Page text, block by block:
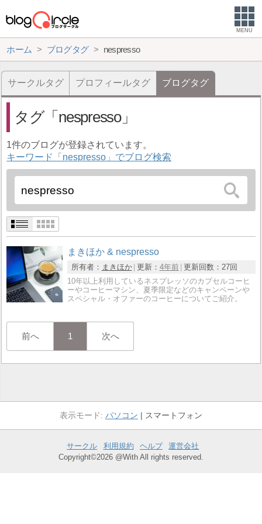
MENU
ホーム ブログタグ nespresso
サークルタグ プロフィールタグ ブログタグ
タグ nespresso
1件のブログが登録されています。
キーワード「nespresso」でブログ検索
まきほか & nespresso
所有者： まきほか 更新： 4年前 更新回数： 27回
10年以上利用しているネスプレッソのカプセルコーヒ
ーやコーヒーマシン、夏季限定などのキャンペーンや
スペシャル・オファーのコーヒーについてご紹介。
前へ 1 次へ
パソコン スマートフォン
サークル 利用規約 ヘルプ
運営会社
Copyright©2026 @With All rights reserved.